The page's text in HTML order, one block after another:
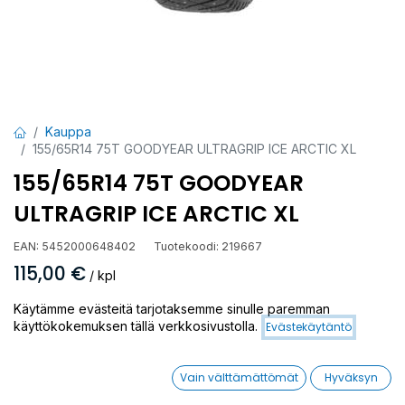
Kauppa
155/65R14 75T GOODYEAR ULTRAGRIP ICE ARCTIC XL
155/65R14 75T GOODYEAR
ULTRAGRIP ICE ARCTIC XL
EAN: 5452000648402 Tuotekoodi: 219667
115,00 € / kpl
Toimittajilla (ulkomaa):Saatavilla
Käytämme evästeitä tarjotaksemme sinulle paremman
käyttökokemuksen tällä verkkosivustolla. Evästekäytäntö
Vain välttämättömät Hyväksyn